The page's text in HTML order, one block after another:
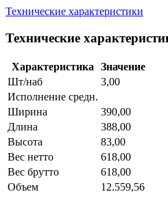
Технические характеристики
Технические
Характеристика
Значение
Шт/наб
3,00
Исполнение средн.
Ширина
390,00
Длина
388,00
Высота
83,00
Вес нетто
618,00
Вес брутто
618,00
Объем
12.559,56